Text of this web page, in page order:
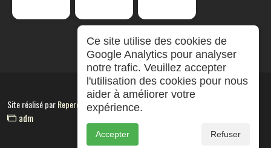
Site réalisé parRepereCom
adm
Ce site utilise des cookies de
Google Analytics pour analyser
notre trafic. Veuillez accepter
l'utilisation des cookies pour nous
aider à améliorer votre
expérience.
Accepter Refuser